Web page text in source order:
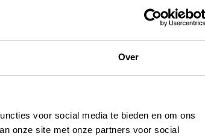
Over
voor social media te bieden en om ons
onze site met onze partners voor social